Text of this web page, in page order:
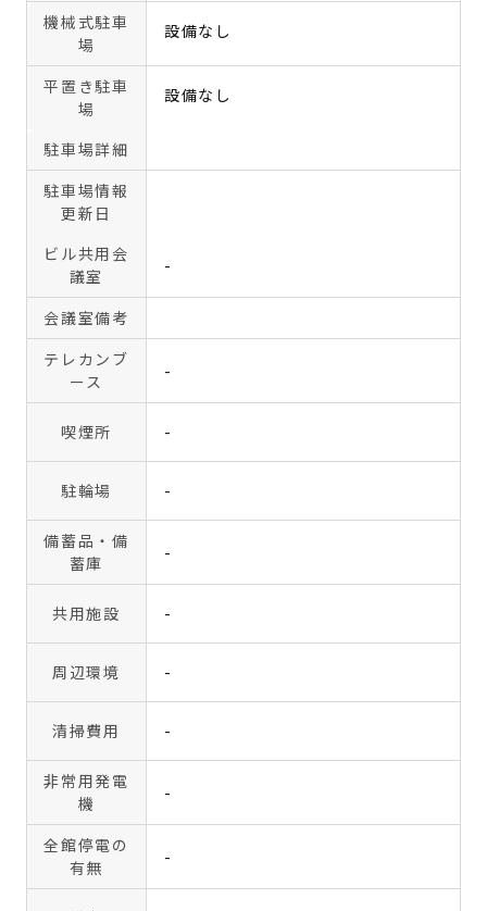
機械式駐車
場
設備なし
平置き駐車
場
設備なし
駐車場詳細
駐車場情報
更新日
ビル共用会
議室
-
会議室備考
テレカンブ
ース
-
喫煙所 -
駐輪場 -
備蓄品・備
蓄庫
-
共用施設 -
周辺環境 -
清掃費用 -
非常用発電
機
-
全館停電の
有無
-